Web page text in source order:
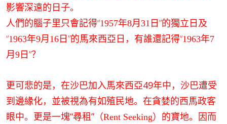
影響深遠的日子。
人們的腦子里只會記得“1957年8月31 日 ”的獨立日及
“1963年9月16 日 ”的馬來西亞日，有誰還記得“1963年7
月9 日 ”？
更可悲的是，在沙巴加入馬來西亞49年中，沙巴遭受
到邊緣化，並被視為有如殖民地。在貪婪的西馬政客
眼中。更是一塊“尋租”（Rent Seeking）的寶地。因而